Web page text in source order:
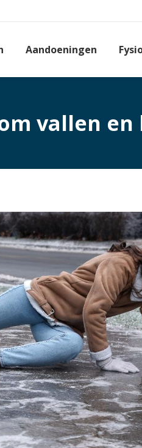
Aandoeningen
vallen